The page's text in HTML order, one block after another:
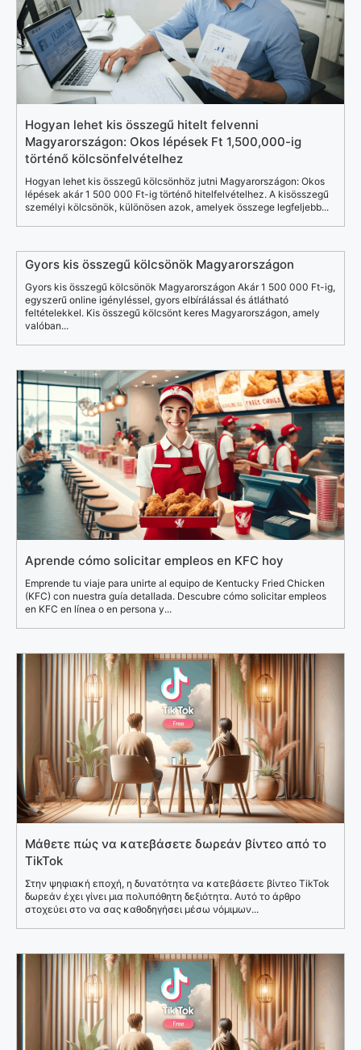
Hogyan lehet kis összegű hitelt felvenni
Magyarországon: Okos lépések Ft 1,500,000-ig
történő kölcsönfelvételhez
Hogyan lehet kis összegű kölcsönhöz jutni Magyarországon: Okos
lépések akár 1 500 000 Ft-ig történő hitelfelvételhez. A kisösszegű
személyi kölcsönök, különösen azok, amelyek összege legfeljebb...
Gyors kis összegű kölcsönök Magyarországon
Gyors kis összegű kölcsönök Magyarországon Akár 1 500 000 Ft-ig,
egyszerű online igényléssel, gyors elbírálással és átlátható
feltételekkel. Kis összegű kölcsönt keres Magyarországon, amely
valóban...
Aprende cómo solicitar empleos en KFC hoy
Emprende tu viaje para unirte al equipo de Kentucky Fried Chicken
(KFC) con nuestra guía detallada. Descubre cómo solicitar empleos
en KFC en línea o en persona y...
Μάθετε πώς να κατεβάσετε δωρεάν βίντεο από το
TikTok
Στην ψηφιακή εποχή, η δυνατότητα να κατεβάσετε βίντεο TikTok
δωρεάν έχει γίνει μια πολυπόθητη δεξιότητα. Αυτό το άρθρο
στοχεύει στο να σας καθοδηγήσει μέσω νόμιμων...